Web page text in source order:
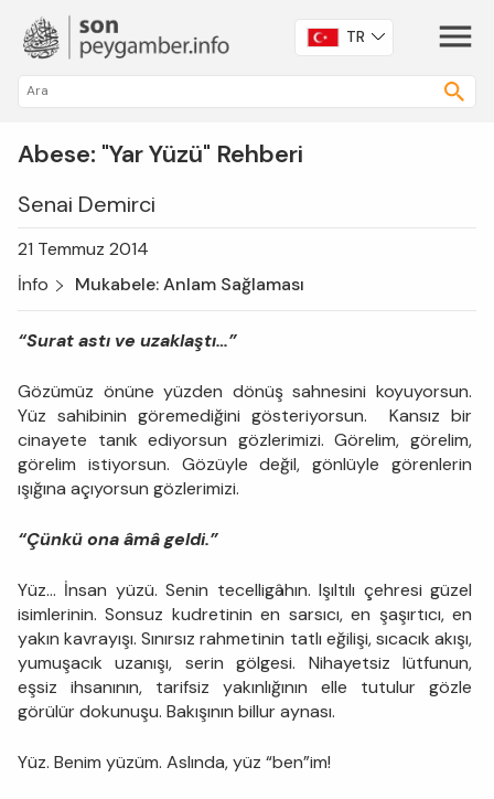
TR
Abese: "Yar Yüzü" Rehberi
Senai Demirci
21 Temmuz 2014
İnfo
Mukabele: Anlam Sağlaması
“Surat astı ve uzaklaştı…”
Gözümüz önüne yüzden dönüş sahnesini koyuyorsun.
Yüz sahibinin göremediğini gösteriyorsun. Kansız bir
cinayete tanık ediyorsun gözlerimizi. Görelim, görelim,
görelim istiyorsun. Gözüyle değil, gönlüyle görenlerin
ışığına açıyorsun gözlerimizi.
“Çünkü ona âmâ geldi.”
Yüz… İnsan yüzü. Senin tecelligâhın. Işıltılı çehresi güzel
isimlerinin. Sonsuz kudretinin en sarsıcı, en şaşırtıcı, en
yakın kavrayışı. Sınırsız rahmetinin tatlı eğilişi, sıcacık akışı,
yumuşacık uzanışı, serin gölgesi. Nihayetsiz lütfunun,
eşsiz ihsanının, tarifsiz yakınlığının elle tutulur gözle
görülür dokunuşu. Bakışının billur aynası.
Yüz. Benim yüzüm. Aslında, yüz “ben”im!